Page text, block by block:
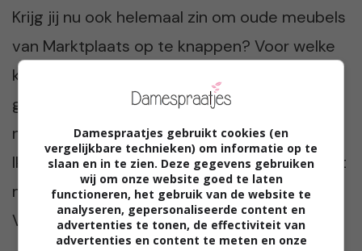
Krijg jij nu ook helemaal zin om oude meubels
van Marktplaats op te knappen? Voor welke
kleuren zou jij kiezen? En shop jij jouw spullen
graag op Marktplaats of ga je ook weleens
naar de kringloopwinkel? Ik wel in ieder geval.
Ik ben heel erg benieuwd naar jullie tips. Praat
met ons mee in de reacties onder dit artikel.
Vinden wij altijd reuze gezellig!
Damespraatjes gebruikt cookies (en
vergelijkbare technieken) om informatie op te
slaan en in te zien. Deze gegevens gebruiken
wij om onze website goed te laten
functioneren, het gebruik van de website te
analyseren, gepersonaliseerde content en
advertenties te tonen, de effectiviteit van
advertenties en content te meten en onze